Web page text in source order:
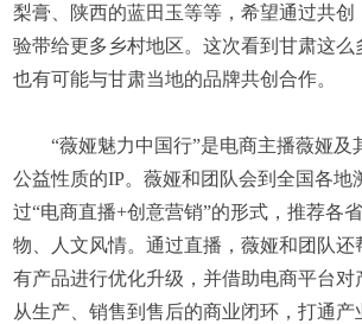
梨膏、陕西的蓝田玉等等，希望通过共创
验带给更多乡村地区。这次看到甘肃这么
也有可能与甘肃当地的品牌共创合作。
“薇娅魅力中国行”是电商主播薇娅及
公益性质的IP。薇娅和团队会到全国各地
过“电商直播+创意营销”的形式，推荐各
物、人文风情。通过直播，薇娅和团队还
有产品进行优化升级，并借助电商平台对
从生产、销售到售后的商业闭环，打通